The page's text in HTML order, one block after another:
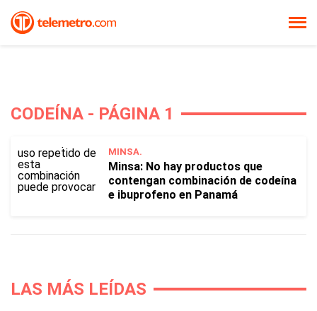
CODEÍNA - PÁGINA 1
MINSA.
Minsa: No hay productos que
contengan combinación de codeína
e ibuprofeno en Panamá
LAS MÁS LEÍDAS